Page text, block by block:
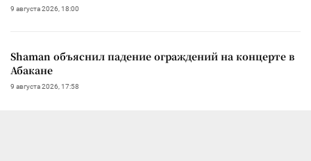
9 августа 2026, 18:00
Shaman объяснил падение ограждений на концерте в
Абакане
9 августа 2026, 17:58